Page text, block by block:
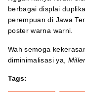
berbagai displai
perempuan di Jawa
poster warna warni.
Wah semoga
diminimalisasi ya,
Tags: